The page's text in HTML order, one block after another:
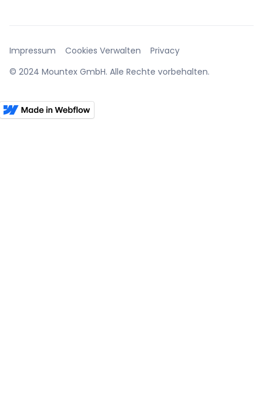
© 2024 Mountex GmbH. Alle Rechte vorbehalten.
Impressum Cookies Verwalten Privacy